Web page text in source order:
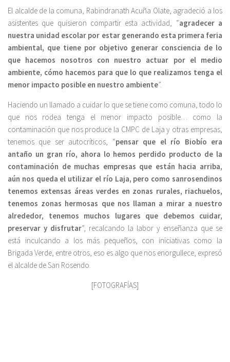
El alcalde de la comuna, Rabindranath Acuña Olate, agradeció a los
asistentes que quisieron compartir esta actividad, “agradecer a
nuestra unidad escolar por estar generando esta primera feria
ambiental, que tiene por objetivo generar consciencia de lo
que hacemos nosotros con nuestro actuar por el medio
ambiente, cómo hacemos para que lo que realizamos tenga el
menor impacto posible en nuestro ambiente”.
Haciendo un llamado a cuidar lo que se tiene como comuna, todo lo
que nos rodea tenga el menor impacto posible… como la
contaminación que nos produce la CMPC de Laja y otras empresas,
tenemos que ser autocríticos, “pensar que el río Biobío era
antaño un gran río, ahora lo hemos perdido producto de la
contaminación de muchas empresas que están hacia arriba,
aún nos queda el utilizar el río Laja, pero como sanrosendinos
tenemos extensas áreas verdes en zonas rurales, riachuelos,
tenemos zonas hermosas que nos llaman a mirar a nuestro
alrededor, tenemos muchos lugares que debemos cuidar,
preservar y disfrutar”, recalcando la labor y enseñanza que se
está inculcando a los más pequeños, con iniciativas como la
Brigada Verde, entre otros, eso es algo que nos enorgullece, expresó
el alcalde de San Rosendo.
[FOTOGRAFÍAS]